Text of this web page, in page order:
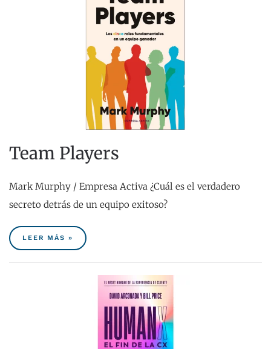
Team Players
Mark Murphy / Empresa Activa ¿Cuál es el verdadero
secreto detrás de un equipo exitoso?
LEER MÁS »